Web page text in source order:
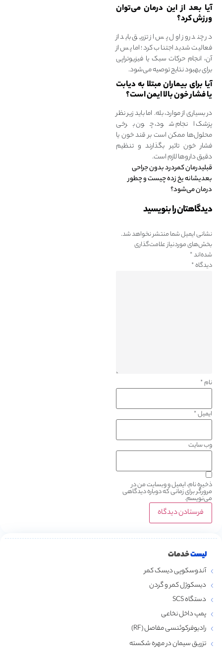
آیا بعد از این درمان می‌توان
ورزش کرد؟
در چند روز اول پس از تزریق باید از
فعالیت شدید اجتناب کرد؛ اما پس از
آن، انجام حرکات سبک یا فیزیوتراپی
برای بهبود نتایج توصیه می‌شود.
آیا برای بیماران مبتلا به دیابت
یا فشار خون بالا ایمن است؟
در بسیاری از موارد، بله. اما باید زیر نظر
پزشک انجام شود، چون برخی
محلول‌ها ممکن است بر قند خون یا
فشار خون تاثیر بگذارند و تنظیم
دقیق داروها لازم است.
قبلیدرمان کمردرد بدون جراحی
بعدیشانه یخ‌ زده چیست و چطور
درمان می‌شود؟
دیدگاهتان را بنویسید
نشانی ایمیل شما منتشر نخواهد شد.
بخش‌های موردنیاز علامت‌گذاری
شده‌اند*
دیدگاه*
نام*
ایمیل*
وب‌ سایت
ذخیره نام، ایمیل و وبسایت من در
مرورگر برای زمانی که دوباره دیدگاهی
می‌نویسم.
لیستخدمات
آندوسکوپی دیسک کمر
دیسکوژل کمر و گردن
دستگاه SCS
پمپ داخل نخاعی
رادیوفرکوئنسی مفاصل (RF)
تزریق سیمان در مهره شکسته